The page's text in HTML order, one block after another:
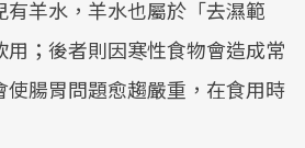
羊水，羊水也屬於「去濕範
；後者則因寒性食物會造成常
使腸胃問題愈趨嚴重，在食用時